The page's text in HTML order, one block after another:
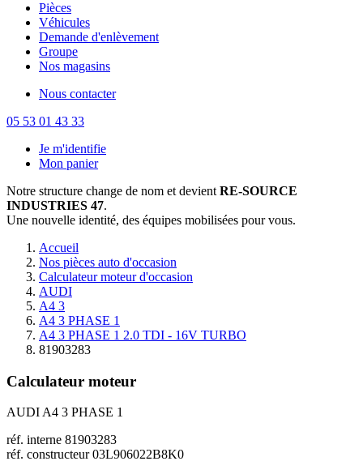
Pièces
Véhicules
Demande d'enlèvement
Groupe
Nos magasins
Nous contacter
05 53 01 43 33
Je m'identifie
Mon panier
Notre structure change de nom et devient RE-SOURCE
INDUSTRIES 47.
Une nouvelle identité, des équipes mobilisées pour vous.
Accueil
Nos pièces auto d'occasion
Calculateur moteur d'occasion
AUDI
A4 3
A4 3 PHASE 1
A4 3 PHASE 1 2.0 TDI - 16V TURBO
81903283
Calculateur moteur
AUDI A4 3 PHASE 1
réf. interne 81903283
réf. constructeur 03L906022B8K0